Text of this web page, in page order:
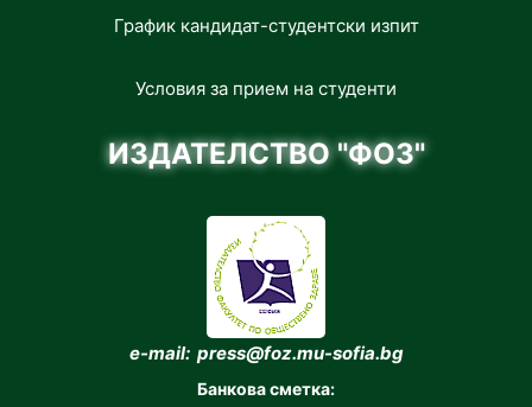
График кандидат-студентски изпит
Условия за прием на студенти
ИЗДАТЕЛСТВО "ФОЗ"
e-mail: press@foz.mu-sofia.bg
Банкова сметка: